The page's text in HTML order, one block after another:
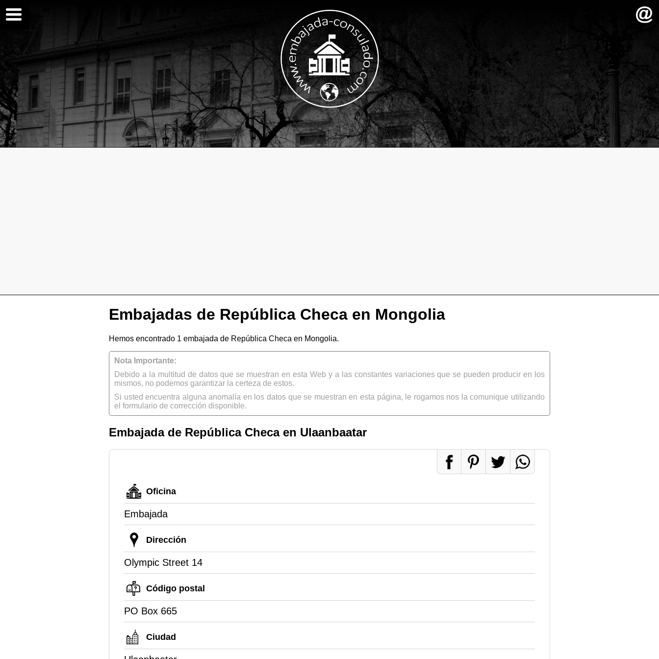
Embajadas de República Checa en Mongolia
Hemos encontrado 1 embajada de República Checa en Mongolia.
Nota Importante:
Debido a la multitud de datos que se muestran en esta Web y a las constantes variaciones que se pueden producir en los
mismos, no podemos garantizar la certeza de estos.
Si usted encuentra alguna anomalía en los datos que se muestran en esta página, le rogamos nos la comunique utilizando
el formulario de corrección disponible.
Embajada de República Checa en Ulaanbaatar
Oficina
Embajada
Dirección
Olympic Street 14
Código postal
PO Box 665
Ciudad